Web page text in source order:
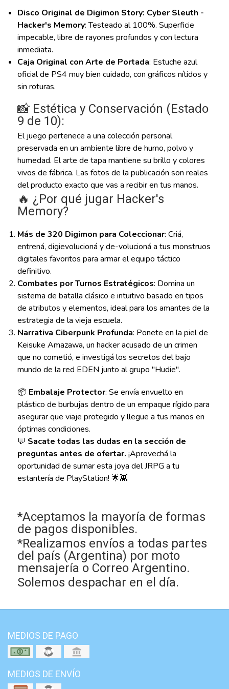
Disco Original de Digimon Story: Cyber Sleuth -
Hacker's Memory: Testeado al 100%. Superficie
impecable, libre de rayones profundos y con lectura
inmediata.
Caja Original con Arte de Portada: Estuche azul
oficial de PS4 muy bien cuidado, con gráficos nítidos y
sin roturas.
📸 Estética y Conservación (Estado
9 de 10):
El juego pertenece a una colección personal
preservada en un ambiente libre de humo, polvo y
humedad. El arte de tapa mantiene su brillo y colores
vivos de fábrica. Las fotos de la publicación son reales
del producto exacto que vas a recibir en tus manos.
🔥 ¿Por qué jugar Hacker's
Memory?
Más de 320 Digimon para Coleccionar: Criá,
entrená, digievolucioná y de-volucioná a tus monstruos
digitales favoritos para armar el equipo táctico
definitivo.
Combates por Turnos Estratégicos: Domina un
sistema de batalla clásico e intuitivo basado en tipos
de atributos y elementos, ideal para los amantes de la
estrategia de la vieja escuela.
Narrativa Ciberpunk Profunda: Ponete en la piel de
Keisuke Amazawa, un hacker acusado de un crimen
que no cometió, e investigá los secretos del bajo
mundo de la red EDEN junto al grupo "Hudie".
📦 Embalaje Protector: Se envía envuelto en
plástico de burbujas dentro de un empaque rígido para
asegurar que viaje protegido y llegue a tus manos en
óptimas condiciones.
💬 Sacate todas las dudas en la sección de
preguntas antes de ofertar. ¡Aprovechá la
oportunidad de sumar esta joya del JRPG a tu
estantería de PlayStation! 🌟👾
*Aceptamos la mayoría de formas
de pagos disponibles.
*Realizamos envíos a todas partes
del país (Argentina) por moto
mensajería o Correo Argentino.
Solemos despachar en el día.
MEDIOS DE PAGO
MEDIOS DE ENVÍO